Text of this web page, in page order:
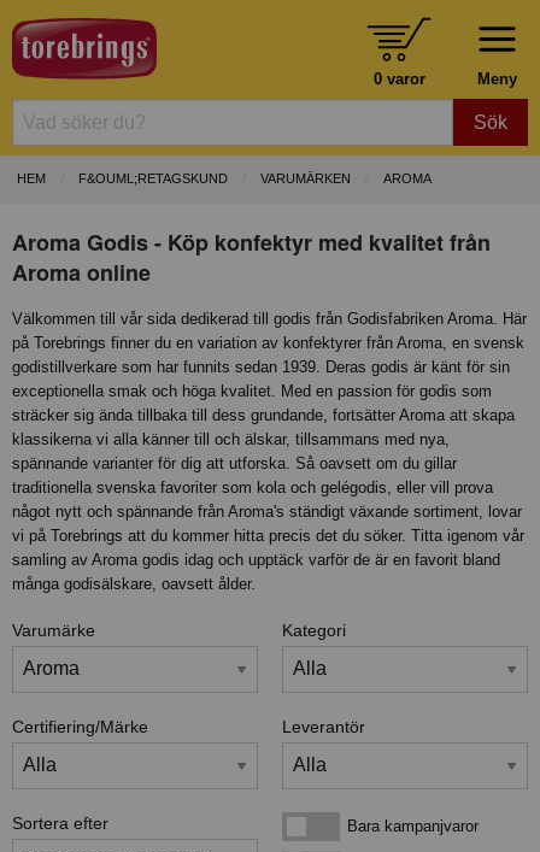
Meny
0 varor
Sök
HEM F&OUML;RETAGSKUND VARUMÄRKEN AROMA
Aroma Godis - Köp konfektyr med kvalitet från
Aroma online
Välkommen till vår sida dedikerad till godis från Godisfabriken Aroma. Här
på Torebrings finner du en variation av konfektyrer från Aroma, en svensk
godistillverkare som har funnits sedan 1939. Deras godis är känt för sin
exceptionella smak och höga kvalitet. Med en passion för godis som
sträcker sig ända tillbaka till dess grundande, fortsätter Aroma att skapa
klassikerna vi alla känner till och älskar, tillsammans med nya,
spännande varianter för dig att utforska. Så oavsett om du gillar
traditionella svenska favoriter som kola och gelégodis, eller vill prova
något nytt och spännande från Aroma's ständigt växande sortiment, lovar
vi på Torebrings att du kommer hitta precis det du söker. Titta igenom vår
samling av Aroma godis idag och upptäck varför de är en favorit bland
många godisälskare, oavsett ålder.
Varumärke Kategori
Certifiering/Märke Leverantör
Sortera efter Bara kampanjvarorBara kampanjvaror